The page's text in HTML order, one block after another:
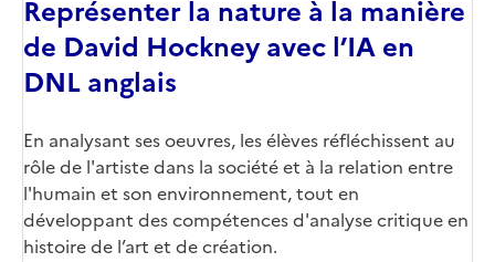
Représenter la nature à la manière
de David Hockney avec l’IA en
DNL anglais
Corps
En analysant ses oeuvres, les élèves réfléchissent au
rôle de l'artiste dans la société et à la relation entre
l'humain et son environnement, tout en
développant des compétences d'analyse critique en
histoire de l’art et de création.